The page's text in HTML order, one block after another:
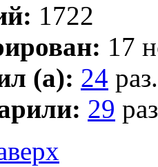
1722
17
(а): 24 раз.
29